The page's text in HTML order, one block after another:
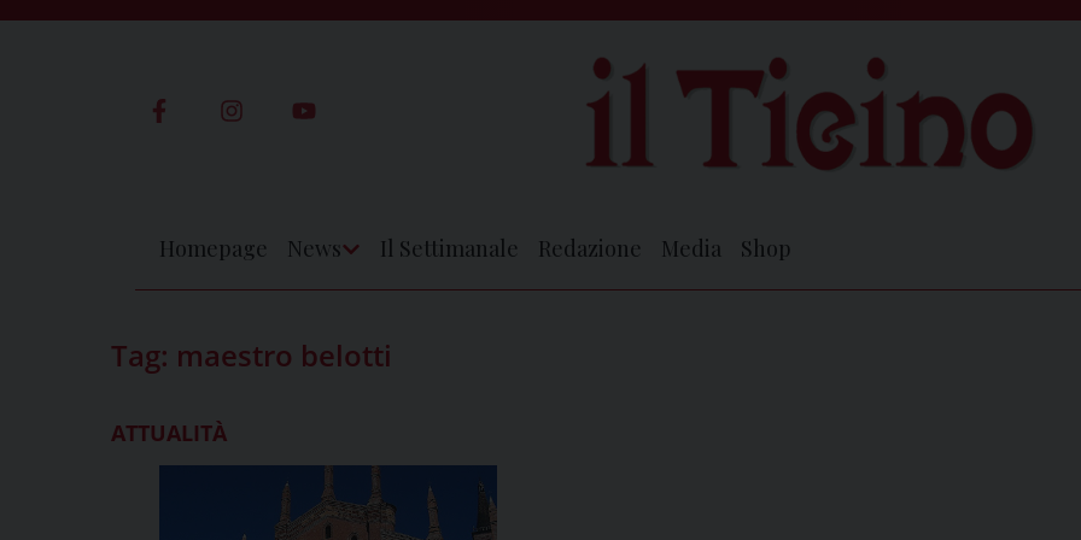
Homepage News Il Settimanale Redazione Media Shop
Tag: maestro belotti
ATTUALITÀ